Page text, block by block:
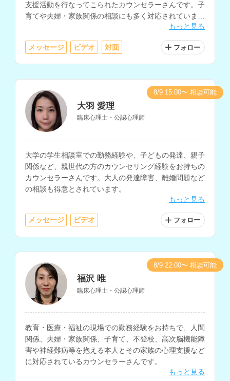
支援活動を行なってこられたカウンセラーさんです。子
育てや夫婦・家族関係の相談にも多く対応されていま
もっと見る
メッセージ ビデオ 対面 フォロー
大羽 愛理
臨床心理士・公認心理師
大学の学生相談室での勤務経験や、子どもの発達、親子
関係など、親世代の方のカウンセリング経験をお持ちの
カウンセラーさんです。大人の発達障害、離婚問題など
の相談も得意とされています。
もっと見る
メッセージ ビデオ フォロー
8/9 15:00〜 相談可能
福沢 唯
臨床心理士・公認心理師
教育・医療・福祉の現場での勤務経験をお持ちで、人間
関係、夫婦・家族関係、子育て、不登校、高次脳機能障
害や神経難病等を抱える本人とその家族の心理支援など
に対応されているカウンセラーさんです。
もっと見る
8/9 22:00〜 相談可能